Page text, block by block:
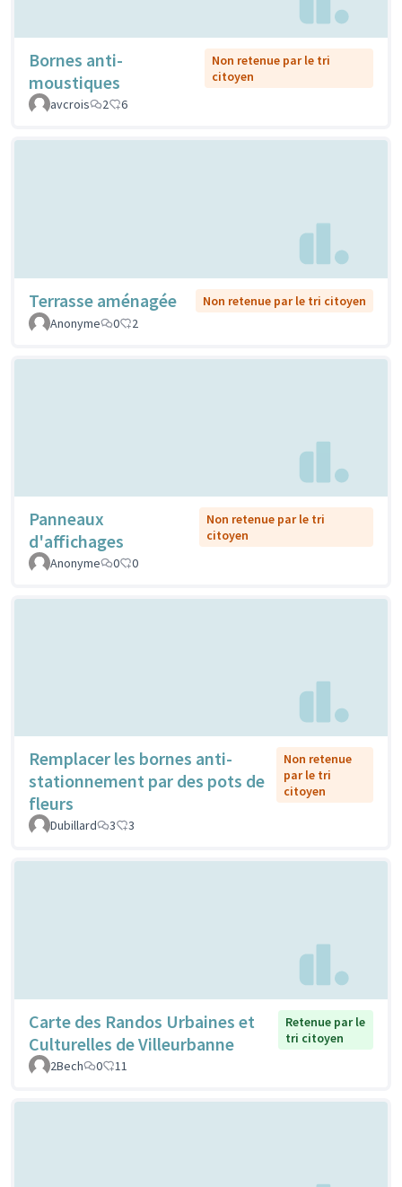
Bornes anti-
moustiques
Non retenue par le tri
citoyen
avcrois
2 6
Terrasse aménagée
Non retenue par le tri citoyen
Anonyme
0 2
Panneaux
d'affichages
Non retenue par le tri
citoyen
Anonyme
0 0
Remplacer les bornes anti-
stationnement par des pots de
fleurs
Non retenue
par le tri
citoyen
Dubillard 3 3
Carte des Randos Urbaines et
Culturelles de Villeurbanne
Retenue par le
tri citoyen
2Bech
0 11